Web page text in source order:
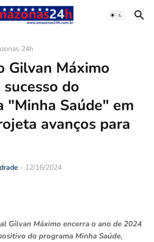
24h
Gilvan Máximo
do
"Minha Saúde" em
avanços para
- 12/16/2024
Gilvan Máximo encerra o ano de 2024
do programa Minha Saúde,